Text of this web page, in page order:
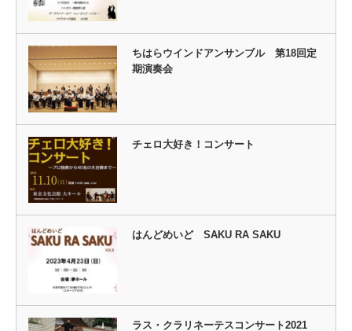
ちはらウインドアンサンブル 第18回定
期演奏会
チェロ大好き！コンサート
はんどめいど SAKU RA SAKU
ラス・クラリネーテスコンサート2021